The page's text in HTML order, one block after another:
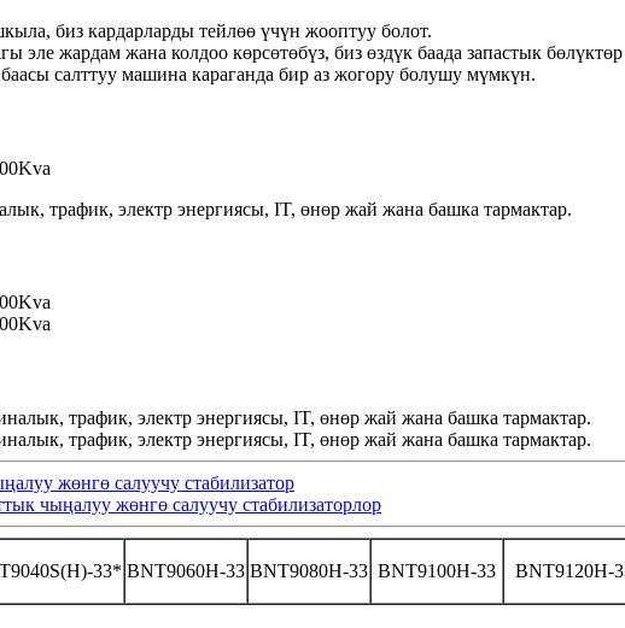
биз кардарларды тейлөө үчүн жооптуу болот.
жардам жана колдоо көрсөтөбүз, биз өздүк баада запастык
салттуу машина караганда бир аз жогору болушу мүмкүн.
трафик, электр энергиясы, IT, өнөр жай жана башка тармактар.
жөнгө салуучу стабилизатор
чыңалуу жөнгө салуучу стабилизаторлор
33* BNT9060H-33 BNT9080H-33 BNT9100H-33 BNT9120H-